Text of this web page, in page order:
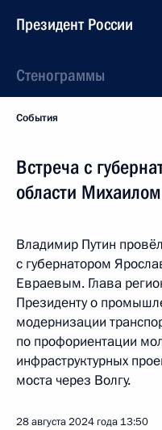
Президент России
Стенограммы
События
Встреча с
области
Владимир Путин
с губернатором
Евраевым. Глава
Президенту о
модернизации
по профориентации
инфраструктурных
моста через Волгу.
28 августа 2024 года 13:50